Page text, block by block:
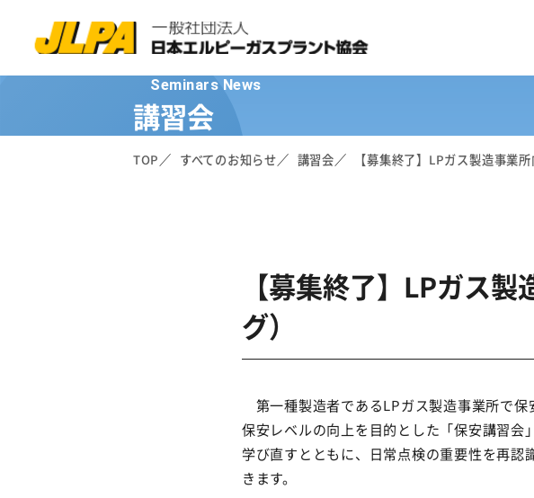
Seminars News
講習会
TOP すべてのお知らせ 講習会 【募集終了】LPガス製造事業
【募集終了】LPガス
グ）
第一種製造者であるLPガス製造事業所で保
保安レベルの向上を目的とした「保安講習会
学び直すとともに、日常点検の重要性を再
きます。